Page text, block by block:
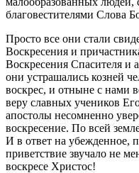
благовестителями Слова
Просто все они стали
Воскресения и
Воскресения Спасителя и
они устрашались козней
воскрес, и отныне с нами
веру славных учеников
апостолы несомненно
воскресение. По всей
И в ответ на убежденное,
приветствие звучало не
воскресе Христос!